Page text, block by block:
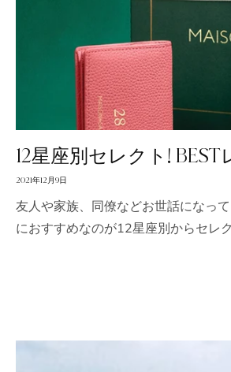
12星座別セレクト!
2021年12月9日
友人や家族、同僚などお世話になっ
におすすめなのが12星座別からセレ